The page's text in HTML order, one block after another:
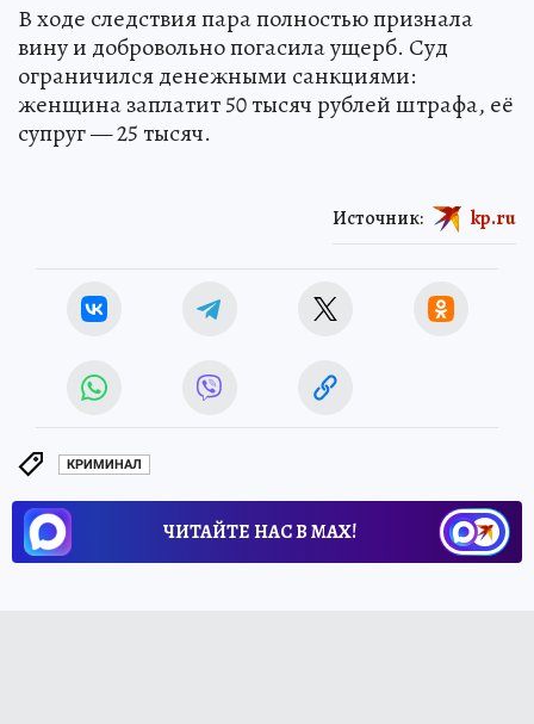
В ходе следствия пара полностью признала
вину и добровольно погасила ущерб. Суд
ограничился денежными санкциями:
женщина заплатит 50 тысяч рублей штрафа, её
супруг — 25 тысяч.
Источник: kp.ru
КРИМИНАЛ
ЧИТАЙТЕ НАС В МАХ!